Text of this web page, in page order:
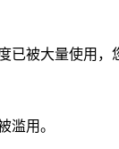
被大量使用，
滥用。